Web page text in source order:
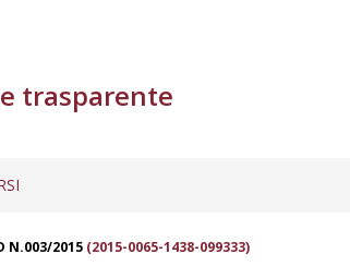
trasparente
N.003/2015 (2015-0065-1438-099333)